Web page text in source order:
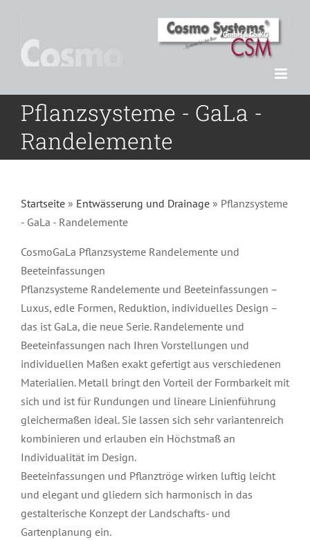
springen
Pflanzsysteme - GaLa -
Randelemente
Startseite » Entwässerung und Drainage » Pflanzsysteme
- GaLa - Randelemente
CosmoGaLa Pflanzsysteme Randelemente und
Beeteinfassungen
Pflanzsysteme Randelemente und Beeteinfassungen –
Luxus, edle Formen, Reduktion, individuelles Design –
das ist GaLa, die neue Serie. Randelemente und
Beeteinfassungen nach Ihren Vorstellungen und
individuellen Maßen exakt gefertigt aus verschiedenen
Materialien. Metall bringt den Vorteil der Formbarkeit mit
sich und ist für Rundungen und lineare Linienführung
gleichermaßen ideal. Sie lassen sich sehr variantenreich
kombinieren und erlauben ein Höchstmaß an
Individualität im Design.
Beeteinfassungen und Pflanztröge wirken luftig leicht
und elegant und gliedern sich harmonisch in das
gestalterische Konzept der Landschafts- und
Gartenplanung ein.